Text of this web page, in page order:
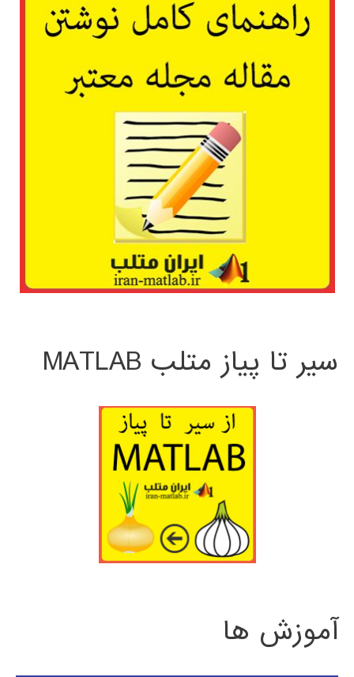
سیر تا پیاز متلب MATLAB
آموزش ها